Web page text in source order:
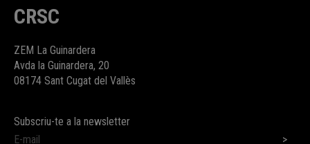
CRSC
ZEM La Guinardera
Avda la Guinardera, 20
08174 Sant Cugat del Vallès
Subscriu-te a la newsletter